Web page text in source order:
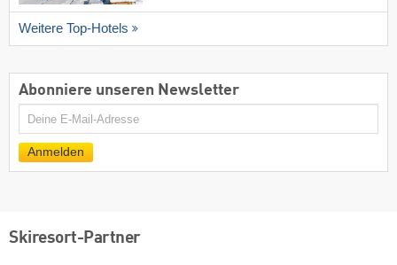
Weitere Top-Hotels
Abonniere unseren Newsletter
E-
Anmelden
Skiresort-Partner